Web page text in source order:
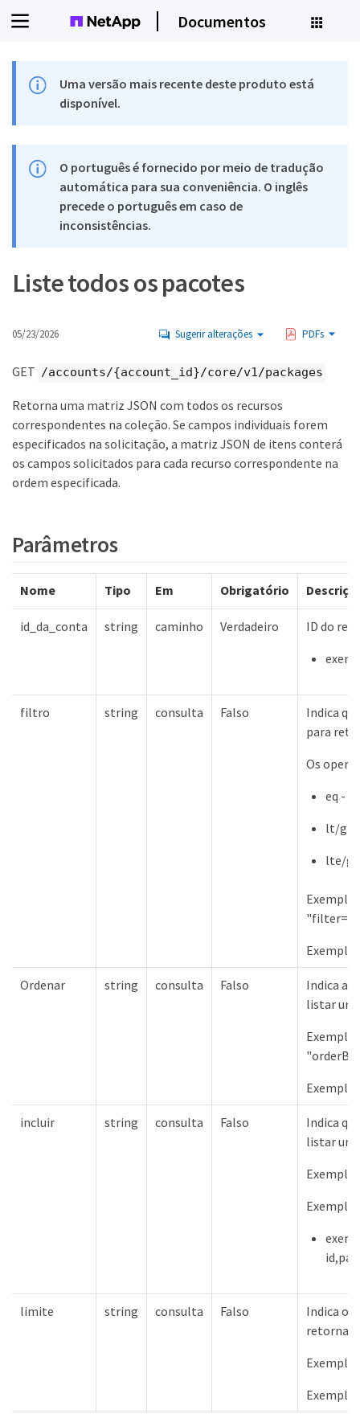
Documentos
Uma versão mais recente deste produto está
disponível.
O português é fornecido por meio de tradução
automática para sua conveniência. O inglês
precede o português em caso de
inconsistências.
Liste todos os pacotes
05/23/2026 Sugerir alterações PDFs
GET /accounts/{account_id}/core/v1/packages
Retorna uma matriz JSON com todos os recursos
correspondentes na coleção. Se campos individuais forem
especificados na solicitação, a matriz JSON de itens conterá
os campos solicitados para cada recurso correspondente na
ordem especificada.
Parâmetros
Nome Tipo Em Obrigatório
id_da_conta string caminho Verdadeiro
ID do
filtro string consulta Falso
Indica
para
Os
eq -
lt/gt -
lte/
Exemplo
Ordenar string consulta Falso
Indica a
listar
incluir string consulta Falso
Indica
listar
limite string consulta Falso
Indica o